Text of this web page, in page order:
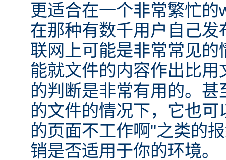
更适合在一个非常繁忙
在那种有数千用户自己
联网上可能是非常常见
能就文件的内容作出比
的判断是非常有用的。
的文件的情况下，它也
的页面不工作啊"之类的
销是否适用于你的环境。